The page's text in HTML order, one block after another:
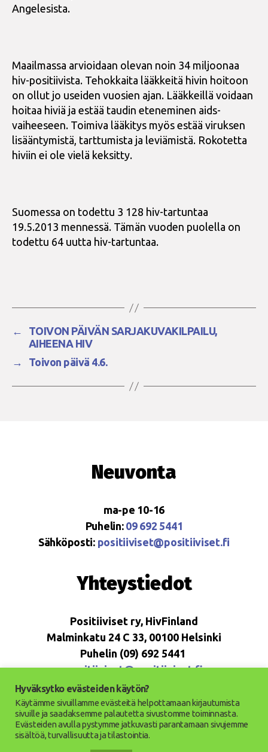
Angelesista.
Maailmassa arvioidaan olevan noin 34 miljoonaa
hiv-positiivista. Tehokkaita lääkkeitä hivin hoitoon
on ollut jo useiden vuosien ajan. Lääkkeillä voidaan
hoitaa hiviä ja estää taudin eteneminen aids-
vaiheeseen. Toimiva lääkitys myös estää viruksen
lisääntymistä, tarttumista ja leviämistä. Rokotetta
hiviin ei ole vielä keksitty.
Suomessa on todettu 3 128 hiv-tartuntaa
19.5.2013 mennessä. Tämän vuoden puolella on
todettu 64 uutta hiv-tartuntaa.
←
TOIVON PÄIVÄN SARJAKUVAKILPAILU,
AIHEENA HIV
→
Toivon päivä 4.6.
Neuvonta
ma-pe 10-16
Puhelin: 09 692 5441
Sähköposti: positiiviset@positiiviset.fi
Yhteystiedot
Positiiviset ry, HivFinland
Malminkatu 24 C 33, 00100 Helsinki
Puhelin (09) 692 5441
positiiviset@positiiviset.fi
© 2026 Positiiviset ry
Hyväksytko evästeiden käytön?
Käytämme sivuillamme evästeitä helpottamaan kirjautumista
sivuille ja saadaksemme palautetta sivustomme toiminnasta.
Evästeiden avulla pystymme jatkuvasti parantamaan sivujemme
sisältöä, turvallisuutta ja tilastointia.